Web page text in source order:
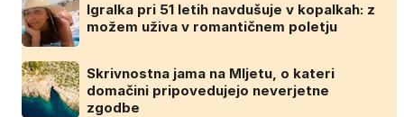
Igralka pri 51 letih navdušuje v kopalkah: z
možem uživa v romantičnem poletju
Skrivnostna jama na Mljetu, o kateri
domačini pripovedujejo neverjetne
zgodbe